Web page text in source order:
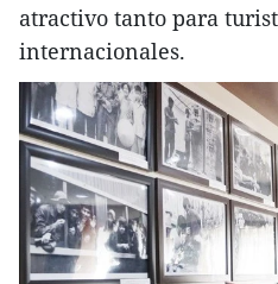
atractivo tanto para
internacionales.